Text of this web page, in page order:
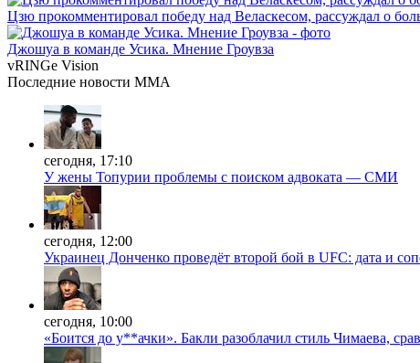
Цзю прокомментировал победу над Веласкесом, рассуждал о
Джошуа в команде Усика. Мнение Гроувза
vRINGe Vision
Последние новости MMA
сегодня, 17:10
У жены Топурии проблемы с поиском адвоката — СМИ
сегодня, 12:00
Украинец Донченко проведёт второй бой в UFC: дата и
сегодня, 10:00
«Боится до у**ачки». Бакли разоблачил стиль Чимаева,